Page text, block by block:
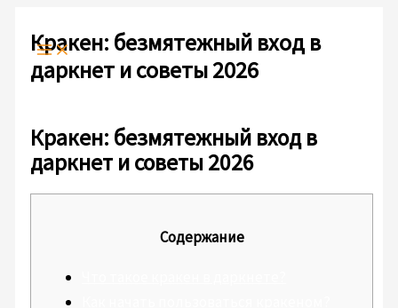
contenido
Кракен: безмятежный вход в
даркнет и советы 2026
Кракен: безмятежный вход в
даркнет и советы 2026
Содержание
aquí...
electrónico*